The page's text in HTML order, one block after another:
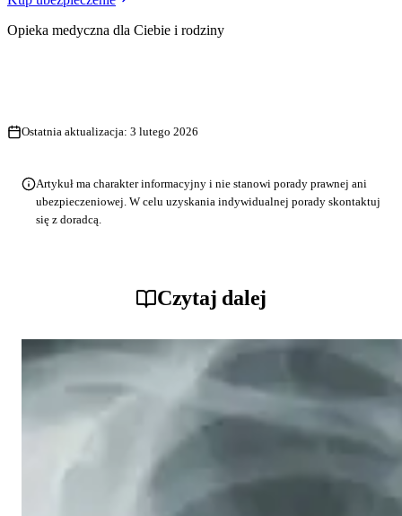
Opieka medyczna dla Ciebie i rodziny
Ostatnia aktualizacja: 3 lutego 2026
Artykuł ma charakter informacyjny i nie stanowi porady prawnej ani
ubezpieczeniowej. W celu uzyskania indywidualnej porady skontaktuj
się z doradcą.
Czytaj dalej